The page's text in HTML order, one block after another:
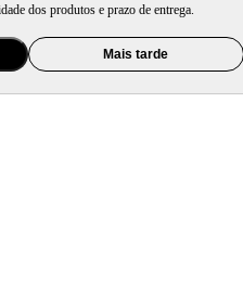
dos produtos e prazo de entrega.
Mais tarde
/ Chaleira /
- Inox